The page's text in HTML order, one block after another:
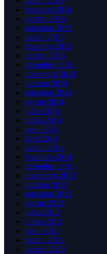
fevereiro 2016
janeiro 2016
setembro 2015
março 2015
fevereiro 2015
janeiro 2015
dezembro 2014
novembro 2014
outubro 2014
setembro 2014
agosto 2014
julho 2014
junho 2014
maio 2014
abril 2014
março 2014
fevereiro 2014
dezembro 2013
novembro 2013
outubro 2013
setembro 2013
agosto 2013
julho 2013
junho 2013
maio 2013
março 2013
janeiro 2013